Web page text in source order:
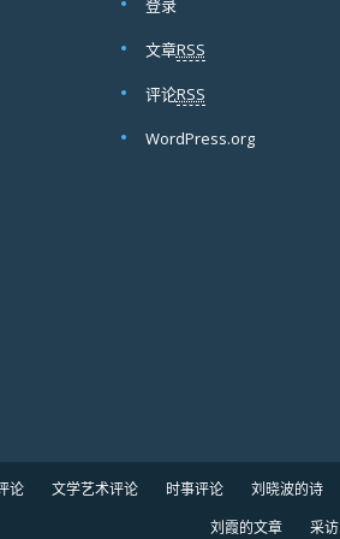
登录
文章RSS
评论RSS
WordPress.org
论 文学艺术评论 时事评论 刘晓波的诗
刘霞的文章
采访